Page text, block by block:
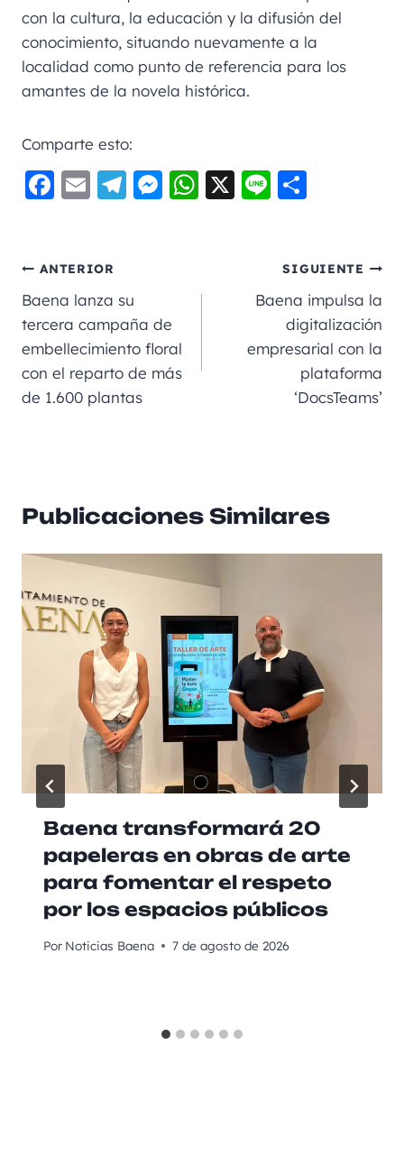
con la cultura, la educación y la difusión del
conocimiento, situando nuevamente a la
localidad como punto de referencia para los
amantes de la novela histórica.
Comparte esto:
F
e
b
o
o
k
E
l
Te
m
M
g
er
W
A
X
Li
p
a
rt
ir
ANTERIOR
Baena lanza su
tercera campaña de
embellecimiento floral
con el reparto de más
de 1.600 plantas
SIGUIENTE
Baena impulsa la
digitalización
empresarial con la
plataforma
‘DocsTeams’
Publicaciones Similares
Baena transformará 20
papeleras en obras de arte
para fomentar el respeto
por los espacios públicos
Por Noticias Baena 7 de agosto de 2026